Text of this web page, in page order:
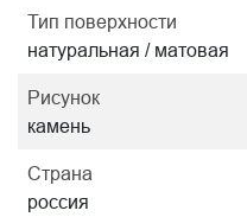
Тип поверхности
натуральная / матовая
Рисунок
камень
Страна
россия